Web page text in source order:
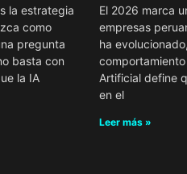
la estrategia
como
pregunta
basta con
la IA
El 2026 marca
empresas
ha
Artificial define
en el
Leer más »